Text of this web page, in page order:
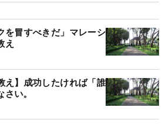
を冒すべきだ」マレーシ
え
え】成功したければ「誰
い。